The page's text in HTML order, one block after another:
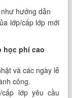
hướng dẫn
lớp/cấp lớp mới
học phí cao
và các ngày lễ
công.
lớp yêu cầu